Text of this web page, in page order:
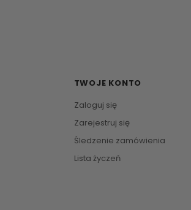
TWOJE KONTO
Zaloguj się
Zarejestruj się
Śledzenie zamówienia
Lista życzeń